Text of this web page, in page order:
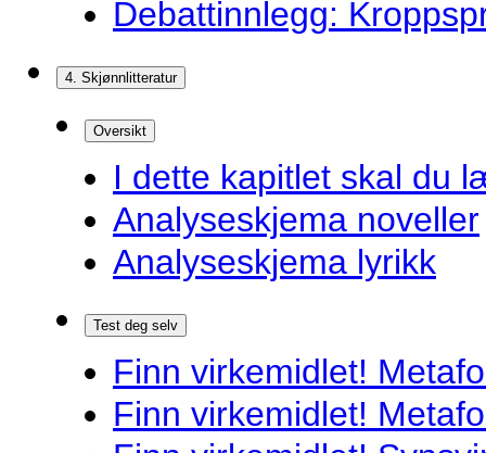
Debattinnlegg:
4. Skjønnlitteratur
Oversikt
I dette kapitlet skal du
Analyseskjema noveller
Analyseskjema lyrikk
Test deg selv
Finn virkemidlet!
Finn virkemidlet!